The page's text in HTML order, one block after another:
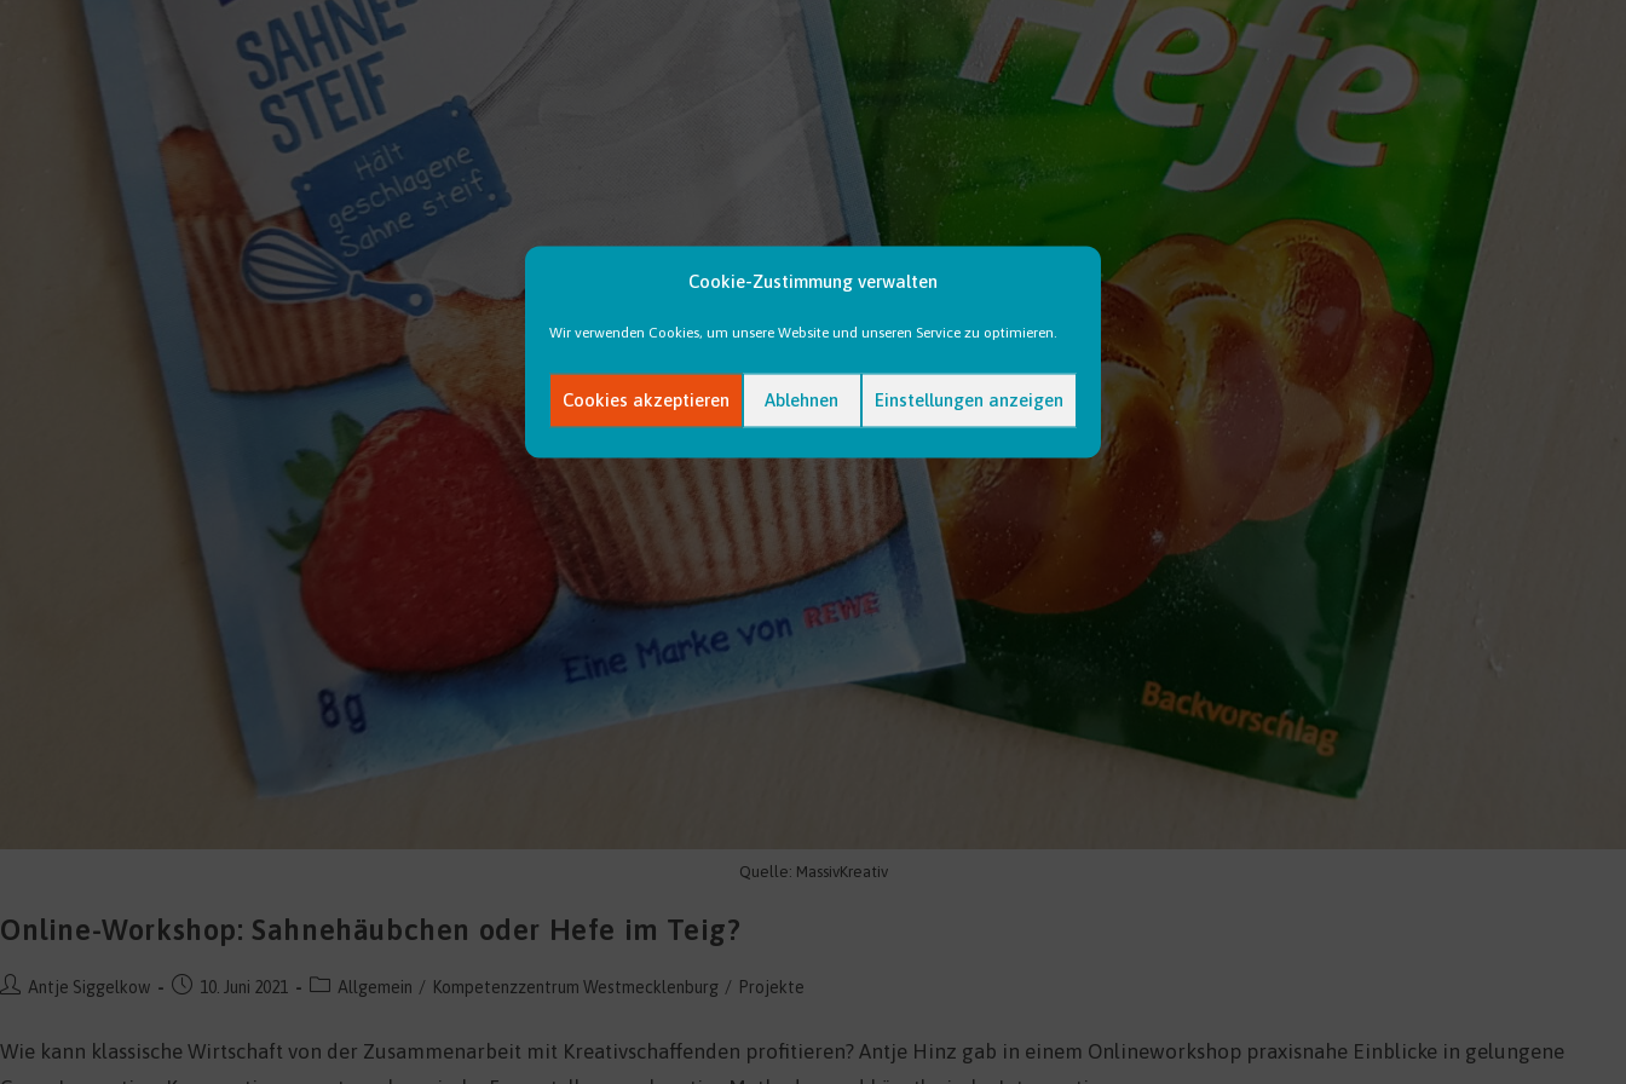
Cookie-Zustimmung verwalten
Wir verwenden Cookies, um unsere Website und unseren Service zu optimieren.
Cookies akzeptieren Ablehnen Einstellungen anzeigen
Quelle: MassivKreativ
Online-Workshop: Sahnehäubchen oder Hefe im Teig?
Beitrags-
Antje Siggelkow
Beitrag10. Juni 2021
Beitrags-
Allgemein / Kompetenzzentrum Westmecklenburg / Projekte
Wie kann klassische Wirtschaft von der Zusammenarbeit mit Kreativschaffenden profitieren? Antje Hinz gab in einem Onlineworkshop praxisnahe Einblicke in gelungene